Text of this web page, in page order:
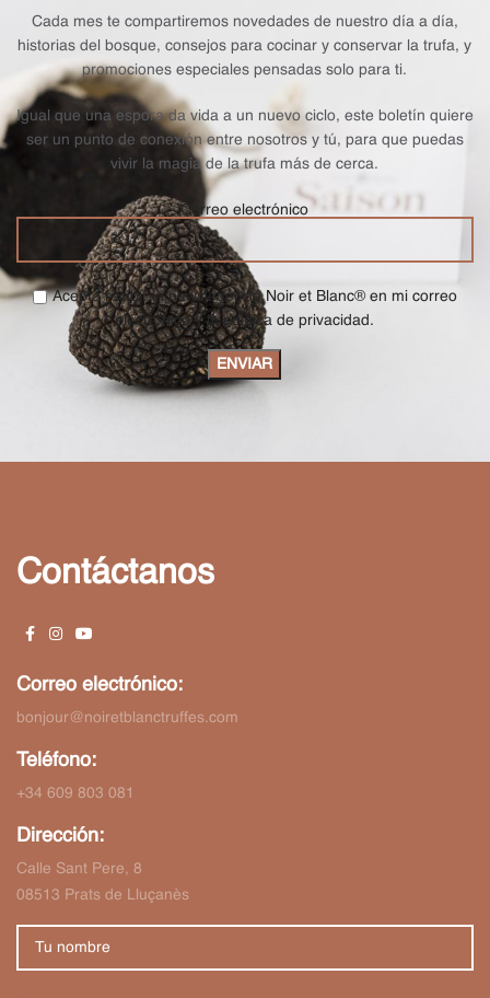
Cada mes te compartiremos novedades de nuestro día a día,
historias del bosque, consejos para cocinar y conservar la trufa, y
promociones especiales pensadas solo para ti.
Igual que una espora da vida a un nuevo ciclo, este boletín quiere
ser un punto de conexión entre nosotros y tú, para que puedas
vivir la magia de la trufa más de cerca.
Correo electrónico
Acepto recibir la newsletter de Noir et Blanc® en mi correo
electrónico y la política de privacidad.
Contáctanos
Correo electrónico:
bonjour@noiretblanctruffes.com
Teléfono:
+34 609 803 081
Dirección:
Calle Sant Pere, 8
08513 Prats de Lluçanès